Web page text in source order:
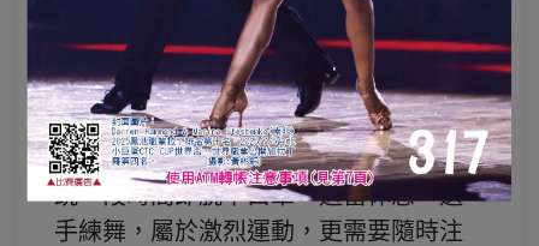
跳舞是最棒的室內運動，不須擔心日曬
雨淋，但實在無法保持社交距離，退一
步只有戴口罩一途。一般如果運動量不
大，例如戴口罩跳社交舞，應該沒問
題，但還是建議戴口罩跳舞朋友，最好
跳一段時間即脫下口罩，適當休息。選
手練舞，屬於激烈運動，更需要隨時注